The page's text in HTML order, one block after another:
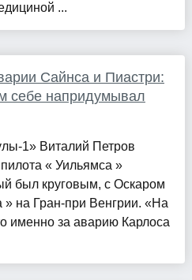
...
Сайнса и Пиастри:
себе напридумывал
1» Виталий Петров
« Уильямса »
был круговым, с Оскаром
» на Гран-при Венгрии. «На
именно за аварию Карлоса